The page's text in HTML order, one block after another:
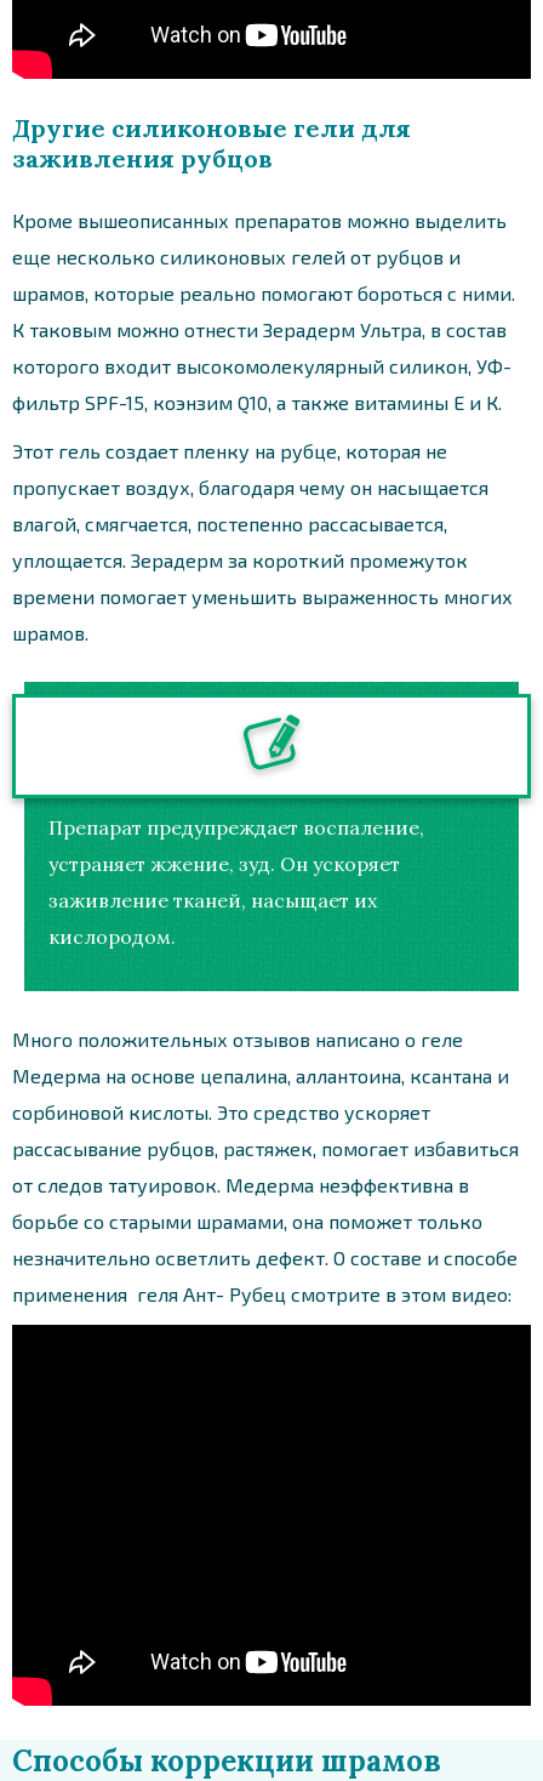
Другие силиконовые гели для
заживления рубцов
Кроме вышеописанных препаратов можно выделить
еще несколько силиконовых гелей от рубцов и
шрамов, которые реально помогают бороться с ними.
К таковым можно отнести Зерадерм Ультра, в состав
которого входит высокомолекулярный силикон, УФ-
фильтр SPF-15, коэнзим Q10, а также витамины Е и К.
Этот гель создает пленку на рубце, которая не
пропускает воздух, благодаря чему он насыщается
влагой, смягчается, постепенно рассасывается,
уплощается. Зерадерм за короткий промежуток
времени помогает уменьшить выраженность многих
шрамов.
Препарат предупреждает воспаление,
устраняет жжение, зуд. Он ускоряет
заживление тканей, насыщает их
кислородом.
Много положительных отзывов написано о геле
Медерма на основе цепалина, аллантоина, ксантана и
сорбиновой кислоты. Это средство ускоряет
рассасывание рубцов, растяжек, помогает избавиться
от следов татуировок. Медерма неэффективна в
борьбе со старыми шрамами, она поможет только
незначительно осветлить дефект. О составе и способе
применения геля Ант- Рубец смотрите в этом видео:
Способы коррекции шрамов